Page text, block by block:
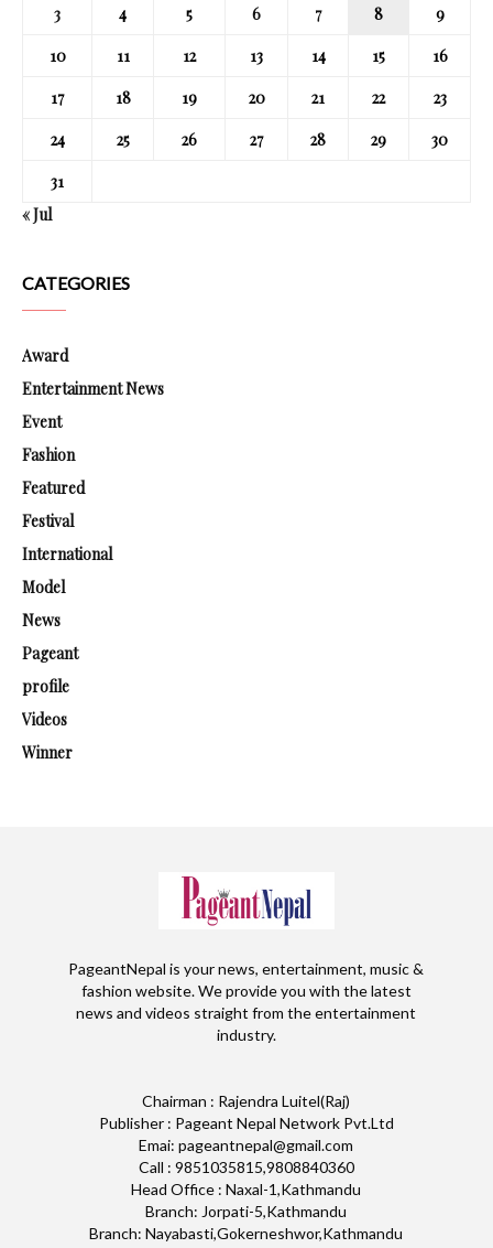
3
4 5 6 7 8
9
10
11 12 13 14 15
16
17
18 19 20 21 22
23
24
25 26 27 28 29
30
31
« Jul
CATEGORIES
Award
Entertainment News
Event
Fashion
Featured
Festival
International
Model
News
Pageant
profile
Videos
Winner
PageantNepal is your news, entertainment, music &
fashion website. We provide you with the latest
news and videos straight from the entertainment
industry.
Chairman : Rajendra Luitel(Raj)
Publisher : Pageant Nepal Network Pvt.Ltd
Emai: pageantnepal@gmail.com
Call : 9851035815,9808840360
Head Office : Naxal-1,Kathmandu
Branch: Jorpati-5,Kathmandu
Branch: Nayabasti,Gokerneshwor,Kathmandu